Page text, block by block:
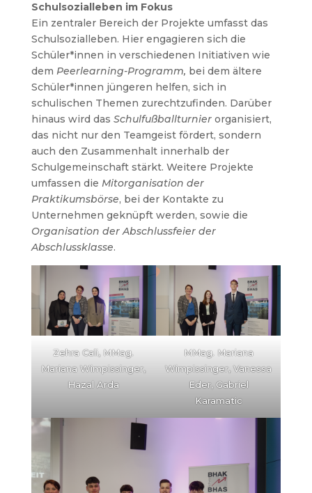
Schulsozialleben im Fokus
Ein zentraler Bereich der Projekte umfasst das
Schulsozialleben. Hier engagieren sich die
Schüler*innen in verschiedenen Initiativen wie
dem Peerlearning-Programm, bei dem ältere
Schüler*innen jüngeren helfen, sich in
schulischen Themen zurechtzufinden. Darüber
hinaus wird das Schulfußballturnierorganisiert,
das nicht nur den Teamgeist fördert, sondern
auch den Zusammenhalt innerhalb der
Schulgemeinschaft stärkt. Weitere Projekte
umfassen die Mitorganisation der
Praktikumsbörse, bei der Kontakte zu
Unternehmen geknüpft werden, sowie die
Organisation der Abschlussfeier der
Abschlussklasse.
Zehra Cali, MMag.
Mariana Wimpissinger,
Hazal Arda
MMag. Mariana
Wimpissinger, Vanessa
Eder, Gabriel
Karamatic